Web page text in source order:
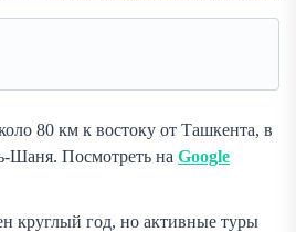
80 км к востоку от Ташкента, в
Шаня. Посмотреть на Google
круглый год, но активные туры